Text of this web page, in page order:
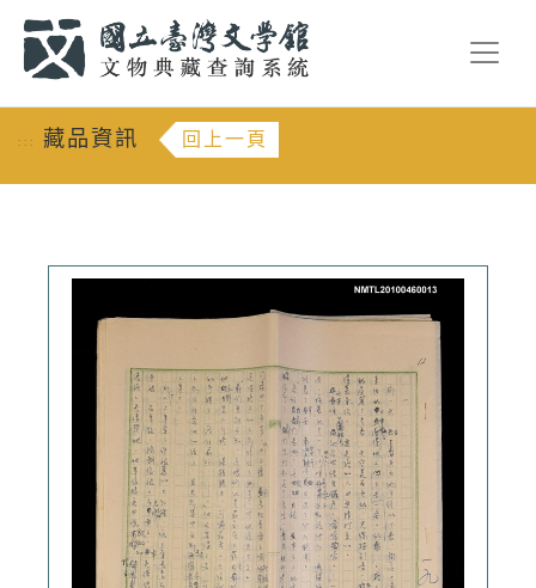
::: 藏品資訊 回上一頁